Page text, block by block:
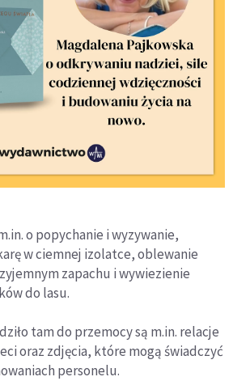
o popychanie i wyzywanie,
w ciemnej izolatce, oblewanie
zapachu i wywiezienie
do lasu.
tam do przemocy są m.in. relacje
oraz zdjęcia, które mogą świadczyć
personelu.